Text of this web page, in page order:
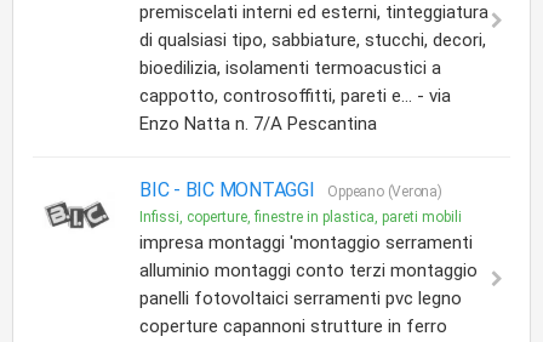
premiscelati interni ed esterni, tinteggiatura
di qualsiasi tipo, sabbiature, stucchi, decori,
bioedilizia, isolamenti termoacustici a
cappotto, controsoffitti, pareti e... - via
Enzo Natta n. 7/A Pescantina
BIC - BIC MONTAGGI
Oppeano (Verona)
Infissi, coperture, finestre in plastica, pareti mobili
impresa montaggi 'montaggio serramenti
alluminio montaggi conto terzi montaggio
panelli fotovoltaici serramenti pvc legno
coperture capannoni strutture in ferro